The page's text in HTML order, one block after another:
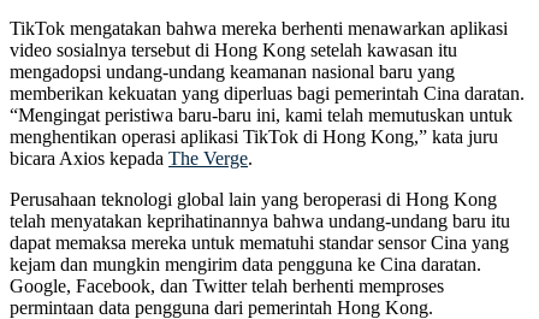
TikTok mengatakan bahwa mereka berhenti menawarkan aplikasi
video sosialnya tersebut di Hong Kong setelah kawasan itu
mengadopsi undang-undang keamanan nasional baru yang
memberikan kekuatan yang diperluas bagi pemerintah Cina daratan.
“Mengingat peristiwa baru-baru ini, kami telah memutuskan untuk
menghentikan operasi aplikasi TikTok di Hong Kong,” kata juru
bicara Axios kepada The Verge.
Perusahaan teknologi global lain yang beroperasi di Hong Kong
telah menyatakan keprihatinannya bahwa undang-undang baru itu
dapat memaksa mereka untuk mematuhi standar sensor Cina yang
kejam dan mungkin mengirim data pengguna ke Cina daratan.
Google, Facebook, dan Twitter telah berhenti memproses
permintaan data pengguna dari pemerintah Hong Kong.